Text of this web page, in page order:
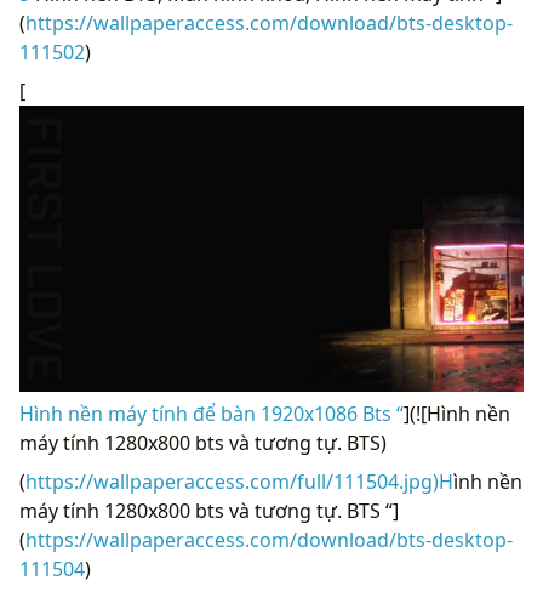
(https://wallpaperaccess.com/download/bts-desktop-
111502)
[
Hình nền máy tính để bàn 1920x1086 Bts “](![Hình nền
máy tính 1280x800 bts và tương tự. BTS)
(https://wallpaperaccess.com/full/111504.jpg)Hình nền
máy tính 1280x800 bts và tương tự. BTS “]
(https://wallpaperaccess.com/download/bts-desktop-
111504)